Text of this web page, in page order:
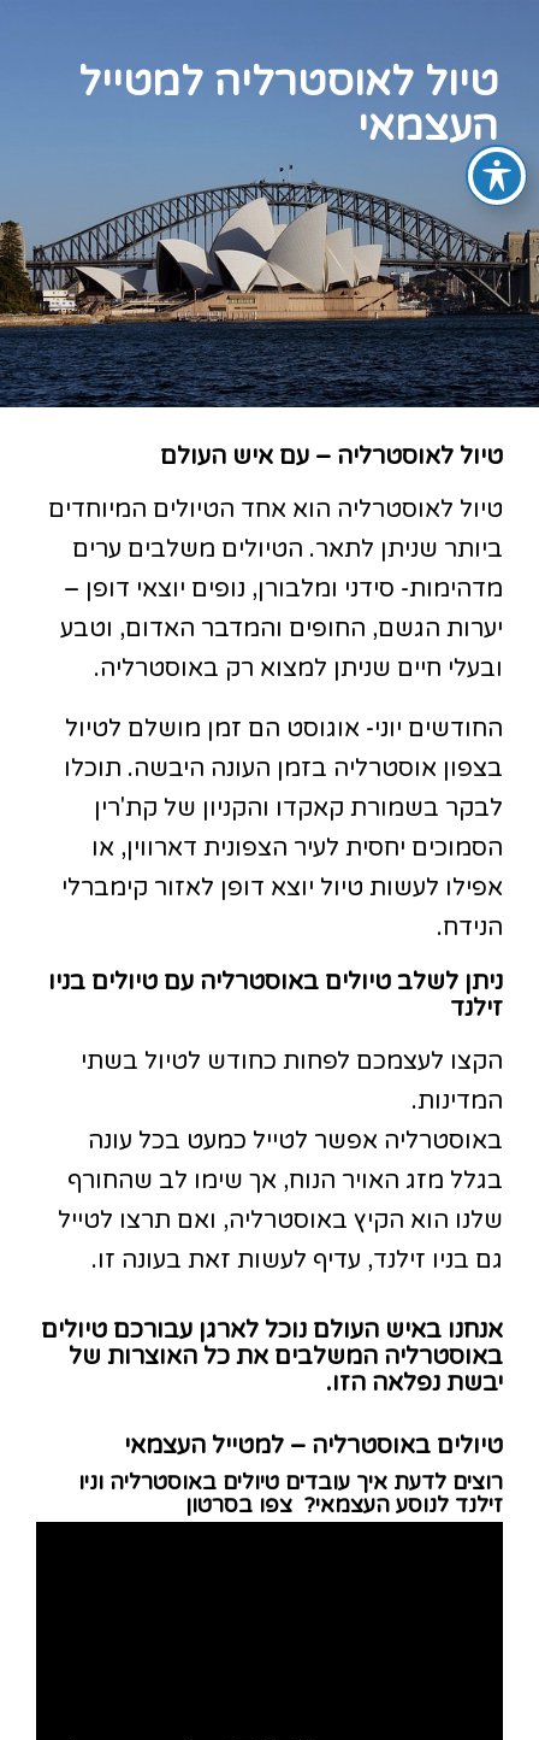
טיול לאוסטרליה למטייל
העצמאי
טיול לאוסטרליה – עם איש העולם
טיול לאוסטרליה הוא אחד הטיולים המיוחדים
ביותר שניתן לתאר. הטיולים משלבים ערים
מדהימות- סידני ומלבורן, נופים יוצאי דופן –
יערות הגשם, החופים והמדבר האדום, וטבע
ובעלי חיים שניתן למצוא רק באוסטרליה.
החודשים יוני- אוגוסט הם זמן מושלם לטיול
בצפון אוסטרליה בזמן העונה היבשה. תוכלו
לבקר בשמורת קאקדו והקניון של קת'רין
הסמוכים יחסית לעיר הצפונית דארווין, או
אפילו לעשות טיול יוצא דופן לאזור קימברלי
הנידח.
ניתן לשלב טיולים באוסטרליה עם טיולים בניו
זילנד
הקצו לעצמכם לפחות כחודש לטיול בשתי
המדינות.
באוסטרליה אפשר לטייל כמעט בכל עונה
בגלל מזג האויר הנוח, אך שימו לב שהחורף
שלנו הוא הקיץ באוסטרליה, ואם תרצו לטייל
גם בניו זילנד, עדיף לעשות זאת בעונה זו.
אנחנו באיש העולם נוכל לארגן עבורכם טיולים
באוסטרליה המשלבים את כל האוצרות של
יבשת נפלאה הזו.
טיולים באוסטרליה – למטייל העצמאי
רוצים לדעת איך עובדים טיולים באוסטרליה וניו
זילנד לנוסע העצמאי? צפו בסרטון